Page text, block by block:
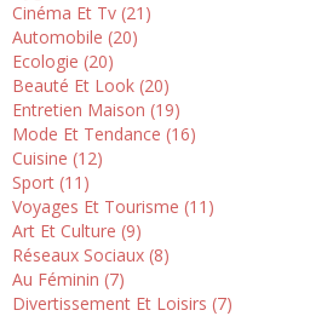
Cinéma Et Tv (21)
Automobile (20)
Ecologie (20)
Beauté Et Look (20)
Entretien Maison (19)
Mode Et Tendance (16)
Cuisine (12)
Sport (11)
Voyages Et Tourisme (11)
Art Et Culture (9)
Réseaux Sociaux (8)
Au Féminin (7)
Divertissement Et Loisirs (7)